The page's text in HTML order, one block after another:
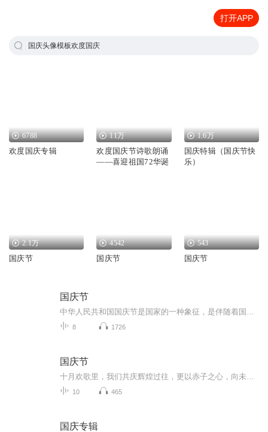
打开APP
国庆头像模板欢度国庆
6788
欢度国庆专辑
11万
欢度国庆节诗歌朗诵
——喜迎祖国72华诞
1.6万
国庆特辑（国庆节快
乐）
2.1万
国庆节
4542
国庆节
543
国庆节
国庆节
8 1726
国庆节
10 465
国庆专辑